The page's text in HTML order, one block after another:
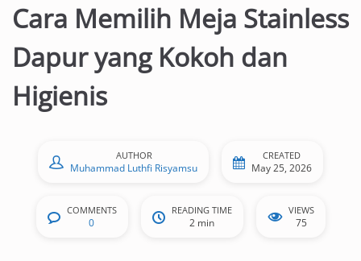
Cara Memilih Meja Stainless
Dapur yang Kokoh dan
Higienis
AUTHOR
Muhammad Luthfi Risyamsu
CREATED
May 25, 2026
COMMENTS
0
READING TIME
2 min
VIEWS
75